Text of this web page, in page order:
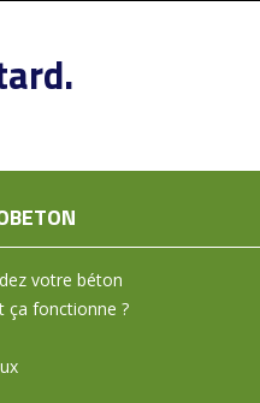
votre béton
ça fonctionne ?